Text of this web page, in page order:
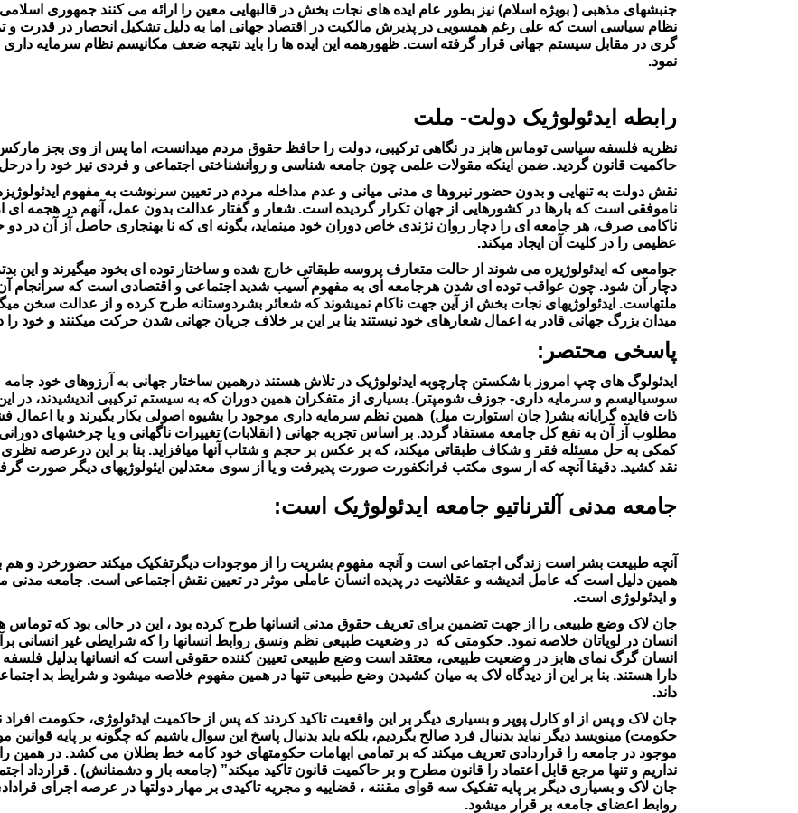
جنبشهای مذهبی ( بویژه اسلام) نیز بطور عام ایده های نجات بخش در قالبهایی معین را ارائه می کنند جمهوری
نظام سیاسی است که علی رغم همسویی در پذیرش مالکیت در اقتصاد جهانی اما به دلیل تشکیل انحصار در قدرت و
گری در مقابل سیستم جهانی قرار گرفته است. ظهورهمه این ایده ها را باید نتیجه ضعف مکانیسم نظام سرمایه
نمود.
رابطه ایدئولوژیک دولت- ملت
نظریه فلسفه سیاسی توماس هابز در نگاهی ترکیبی، دولت را حافظ حقوق مردم میدانست، اما پس از وی بجز مارکس
حاکمیت قانون گردید. ضمن اینکه مقولات علمی چون جامعه شناسی و روانشناختی اجتماعی و فردی نیز خود را
نقش دولت به تنهایی و بدون حضور نیروها ی مدنی میانی و عدم مداخله مردم در تعیین سرنوشت به مفهوم
ناموفقی است که بارها در کشورهایی از جهان تکرار گردیده است. شعار و گفتار عدالت بدون عمل، آنهم در هجمه ای
ناکامی صرف، هر جامعه ای را دچار روان نژندی خاص دوران خود مینماید، بگونه ای که نا بهنجاری حاصل آز آن
عظیمی را در کلیت آن ایجاد میکند.
جوامعی که ایدئولوژیزه می شوند از حالت متعارف پروسه طبقاتی خارج شده و ساختار توده ای بخود میگیرند و
دچار آن شود. چون عواقب توده ای شدن هرجامعه ای به مفهوم آسیب شدید اجتماعی و اقتصادی است که سرانجام آن
ملتهاست. ایدئولوژیهای نجات بخش از آین جهت ناکام نمیشوند که شعائر بشردوستانه طرح کرده و از عدالت سخن
میدان بزرگ جهانی قادر به اعمال شعارهای خود نیستند بنا بر این بر خلاف جریان جهانی شدن حرکت میکنند و خود را
پاسخی محتصر:
ایدئولوگ های چپ امروز با شکستن چارچوبه ایدئولوژیک در تلاش هستند درهمین ساختار جهانی به آرزوهای خود جامه
سوسیالیسم و سرمایه داری- جوزف شومپتر). بسیاری از متفکران همین دوران که به سیستم ترکیبی اندیشیدند، در
ذات فایده گرایانه بشر( جان استوارت میل) همین نظم سرمایه داری موجود را بشیوه اصولی بکار بگیرند و با اعمال
مطلوب آز آن به نفع کل جامعه مستفاد گردد. بر اساس تجربه جهانی ( انقلابات) تغییرات ناگهانی و یا چرخشهای
کمکی به حل مسئله فقر و شکاف طبقاتی میکند، که بر عکس بر حجم و شتاب آنها میافزاید. بنا بر این درعرصه نظری
نقد کشید. دقیقا آنچه که ار سوی مکتب فرانکفورت صورت پدیرفت و یا از سوی معتدلین ایئولوژیهای دیگر صورت
جامعه مدنی آلترناتیو جامعه ایدئولوژیک است:
آنچه طبیعت بشر است زندگی اجتماعی است و آنچه مفهوم بشریت را از موجودات دیگرتفکیک میکند حضورخرد و
همین دلیل است که عامل اندیشه و عقلانیت در پدیده انسان عاملی موثر در تعیین نقش اجتماعی است. جامعه
و ایدئولوژی است.
جان لاک وضع طبیعی را از جهت تضمین برای تعریف حقوق مدنی انسانها طرح کرده بود ، این در حالی بود که توماس
انسان در لویاتان خلاصه نمود. حکومتی که در وضعیت طبیعی نظم ونسق روابط انسانها را که شرایطی غیر انسانی
انسان گرگ نمای هابز در وضعیت طبیعی، معتقد است وضع طبیعی تعیین کننده حقوقی است که انسانها بدلیل
دارا هستند. بنا بر این از دیدگاه لاک به میان کشیدن وضع طبیعی تنها در همین مفهوم خلاصه میشود و شرایط بد
داند.
جان لاک و پس از او کارل پوپر و بسیاری دیگر بر این واقعیت تاکید کردند که پس از حاکمیت ایدئولوژی، حکومت
حکومت) مینویسد دیگر نباید بدنبال فرد صالح بگردیم، بلکه باید بدنبال پاسخ این سوال باشیم که چگونه بر پایه
موجود در جامعه را قراردادی تعریف میکند که بر تمامی ابهامات حکومتهای خود کامه خط بطلان می کشد. در همین
نداریم و تنها مرجع قابل اعتماد را قانون مطرح و بر حاکمیت قانون تاکید میکند” (جامعه باز و دشمنانش) . قرارداد
جان لاک و بسیاری دیگر بر پایه تفکیک سه قوای مقننه ، قضاییه و مجریه تاکیدی بر مهار دولتها در عرصه اجرای
روابط اعضای جامعه بر قرار میشود.